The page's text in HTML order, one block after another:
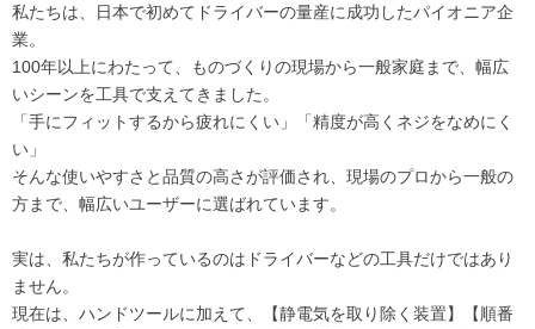
私たちは、日本で初めてドライバーの量産に成功したパイオニア企
業。
100年以上にわたって、ものづくりの現場から一般家庭まで、幅広
いシーンを工具で支えてきました。
「手にフィットするから疲れにくい」「精度が高くネジをなめにく
い」
そんな使いやすさと品質の高さが評価され、現場のプロから一般の
方まで、幅広いユーザーに選ばれています。
実は、私たちが作っているのはドライバーなどの工具だけではあり
ません。
現在は、ハンドツールに加えて、【静電気を取り除く装置】【順番